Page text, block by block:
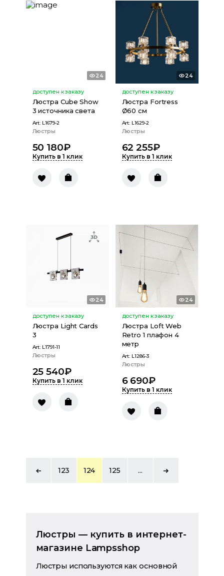
24
доступен к заказу
Люстра Cube Show
3 источника света
Art: L1679-2
Люстры
50 180₽
Купить в 1 клик
24
доступен к заказу
Люстра Fortress
Ø60 см
Art: L1629-2
Люстры
62 255₽
Купить в 1 клик
24
доступен к заказу
Люстра Light Cards
3
Art: L1791-11
Люстры
25 540₽
Купить в 1 клик
24
доступен к заказу
Люстра Loft Web
Retro 1 плафон 4
метр
Art: L1286-3
Люстры
6 690₽
Купить в 1 клик
123 124 125 ...
Люстры — купить в интернет-
магазине Lampsshop
Люстры используются как основной